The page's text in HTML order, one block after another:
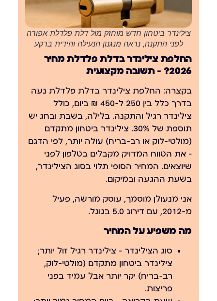
צילינדר ביטחון חדש מוחזק מול דלת פלדלת אפורה
לפני התקנה, נראה מנגנון הנעילה והידית ברקע
החלפת צילינדר בדלת פלדלת מחיר
2026? — תשובה מקצועית
בקצרה: החלפת צילינדר בדלת פלדלת נעה
בדרך כלל בין 250 ל-450 ₪ ביום, כולל
צילינדר רגיל והתקנה. בלילה, בשבת ובחג יש
תוספת של 30%. צילינדר ביטחון מתקדם
(מולטי-לוק או רב-בריח) עולה יותר, לפי הדגם
— את הטווח המדויק מקבלים בטלפון לפני
שיוצאים. המחיר הסופי תלוי בסוג הצילינדר,
בשעת ההגעה ובמיקום.
אני מנעולן מוסמך, עוסק מורשה, פעיל
מ-2012, עם דירוג 5.0 בגוגל.
מה משפיע על המחיר
סוג הצילינדר— צילינדר רגיל זול יותר;
צילינדר ביטחון מתקדם (מולטי-לוק,
רב-בריח) יקר יותר אבל עמיד בפני
פריצות.